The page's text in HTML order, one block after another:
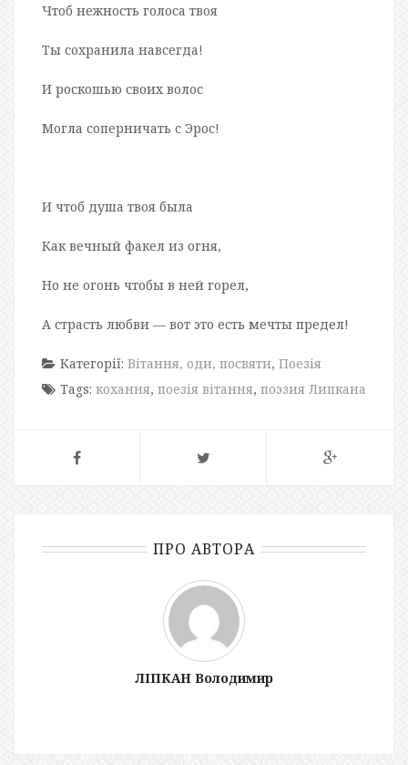
Чтоб нежность голоса твоя
Ты сохранила навсегда!
И роскошью своих волос
Могла соперничать с Эрос!
И чтоб душа твоя была
Как вечный факел из огня,
Но не огонь чтобы в ней горел,
А страсть любви — вот это есть мечты предел!
Категорії: Вітання, оди, посвяти, Поезія
Tags: кохання, поезія вітання, поэзия Липкана
ПРО АВТОРА
ЛІПКАН Володимир